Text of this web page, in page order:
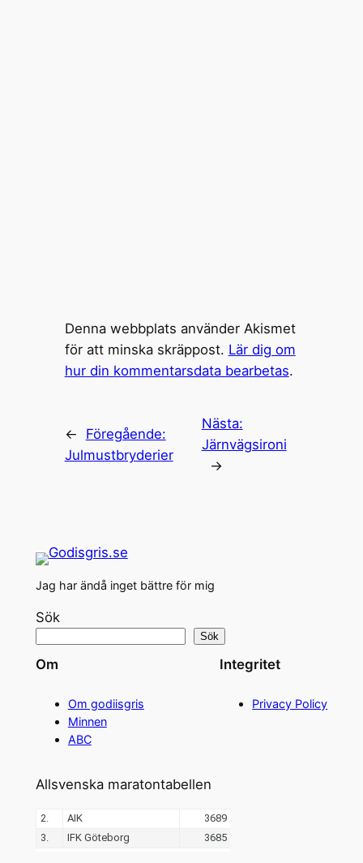
Denna webbplats använder Akismet
för att minska skräppost. Lär dig om
hur din kommentarsdata bearbetas.
←
Föregående:
Julmustbryderier
Nästa:
Järnvägsironi
→
Jag har ändå inget bättre för mig
Sök
Sök
Om
Om godiisgris
Minnen
ABC
Integritet
Privacy Policy
Allsvenska maratontabellen